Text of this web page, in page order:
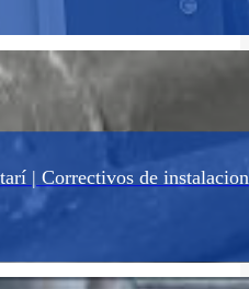
grupo electrógeno, pruebas
| Correctivos de